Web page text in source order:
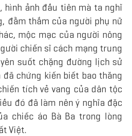
hình ảnh đầu tiên mà ta nghĩ
đằm thắm của người phụ nữ
mộc mạc của người nông
chiến sĩ cách mạng trung
suốt chặng đường lịch sử
đã chứng kiến biết bao thăng
tích vẻ vang của dân tộc
đó đã làm nên ý nghĩa đặc
chiếc áo Bà Ba trong lòng
Việt.